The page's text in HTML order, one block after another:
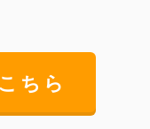
ちら